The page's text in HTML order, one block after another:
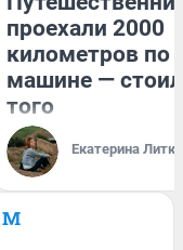
проехали 2000
километров по
машине —
того
Екатерина